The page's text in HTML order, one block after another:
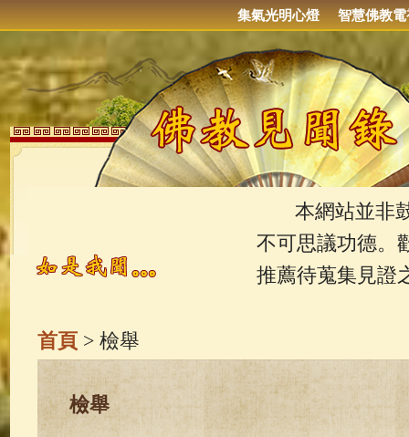
集氣光明心燈 智慧佛教電
本網站並非鼓
不可思議功德。
推薦待蒐集見證
首頁> 檢舉
檢舉